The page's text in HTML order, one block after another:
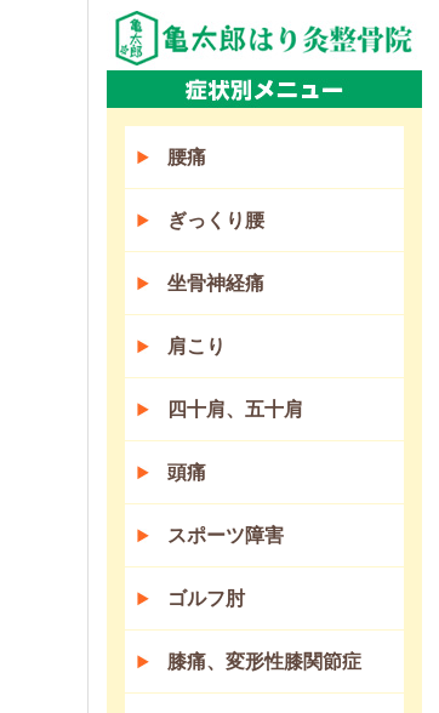
腰痛
ぎっくり腰
坐骨神経痛
肩こり
四十肩、五十肩
頭痛
スポーツ障害
ゴルフ肘
膝痛、変形性膝関節症